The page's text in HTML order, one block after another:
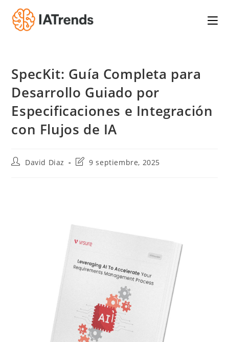
Saltar
contenido
SpecKit: Guía Completa para
Desarrollo Guiado por
Especificaciones e Integración
con Flujos de IA
AutorDavid Diaz
Última9 septiembre, 2025